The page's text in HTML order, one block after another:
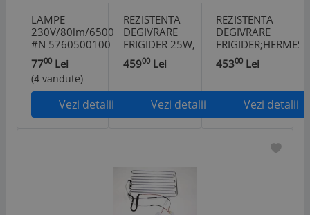
LAMPE
230V/80lm/6500K/E14
#N 5760500100
LADA
FRIGORIFICA
BEKO
760500300
7700 Lei
(4 vandute)
Vezi detalii
REZISTENTA
DEGIVRARE
FRIGIDER 25W,
230V DA97-
02838A pentru
combina
frigorifica
SAMSUNG
45900 Lei
Vezi detalii
REZISTENTA
DEGIVRARE
230V DA47-
00247K pentru
combina
frigorifica
SAMSUNG
45300Lei
Vezi detalii